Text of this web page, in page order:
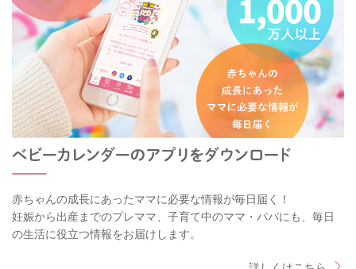
赤ちゃんの成長にあったママに必要な情報が毎日届く！
妊娠から出産までのプレママ、子育て中のママ・パパにも、毎日
の生活に役立つ情報をお届けします。